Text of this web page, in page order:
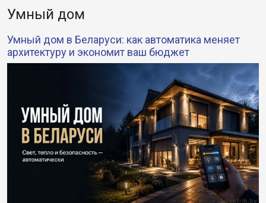
Умный дом
Умный дом в Беларуси: как автоматика меняет
архитектуру и экономит ваш бюджет